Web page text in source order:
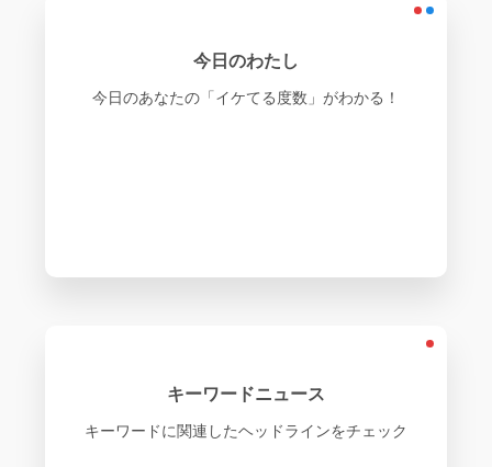
今日のわたし
今日のあなたの「イケてる度数」がわかる！
キーワードニュース
キーワードに関連したヘッドラインをチェック